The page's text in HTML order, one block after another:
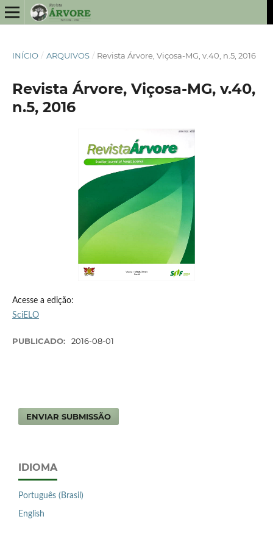
INÍCIO / ARQUIVOS / Revista Árvore, Viçosa-MG, v.40, n.5, 2016
Revista Árvore, Viçosa-MG, v.40,
n.5, 2016
Acesse a edição:
SciELO
PUBLICADO: 2016-08-01
ENVIAR SUBMISSÃO
IDIOMA
Português (Brasil)
English